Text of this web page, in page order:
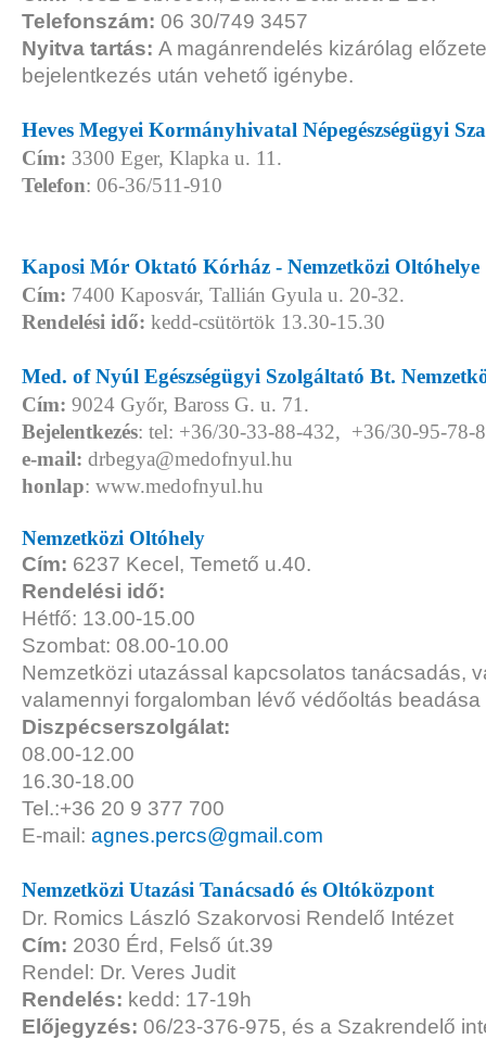
Telefonszám: 06 30/749 3457
Nyitva tartás: A magánrendelés kizárólag
bejelentkezés után vehető igénybe.
Heves Megyei Kormányhivatal Népegészségügyi
Cím: 3300 Eger, Klapka u. 11.
Telefon: 06-36/511-910
Kaposi Mór Oktató Kórház - Nemzetközi Oltóhelye
Cím: 7400 Kaposvár, Tallián Gyula u. 20-32.
Rendelési idő: kedd-csütörtök 13.30-15.30
Med. of Nyúl Egészségügyi Szolgáltató Bt.
Cím: 9024 Győr, Baross G. u. 71.
Bejelentkezés: tel: +36/30-33-88-432, +36/30-95-78-
e-mail: drbegya@medofnyul.hu
honlap: www.medofnyul.hu
Nemzetközi Oltóhely
Cím: 6237 Kecel, Temető u.40.
Rendelési idő:
Hétfő: 13.00-15.00
Szombat: 08.00-10.00
Nemzetközi utazással kapcsolatos tanácsadás,
valamennyi forgalomban lévő védőoltás beadása
Diszpécserszolgálat:
08.00-12.00
16.30-18.00
Tel.:+36 20 9 377 700
E-mail: agnes.percs@gmail.com
Nemzetközi Utazási Tanácsadó és Oltóközpont
Dr. Romics László Szakorvosi Rendelő Intézet
Cím: 2030 Érd, Felső út.39
Rendel: Dr. Veres Judit
Rendelés: kedd: 17-19h
Előjegyzés: 06/23-376-975, és a Szakrendelő